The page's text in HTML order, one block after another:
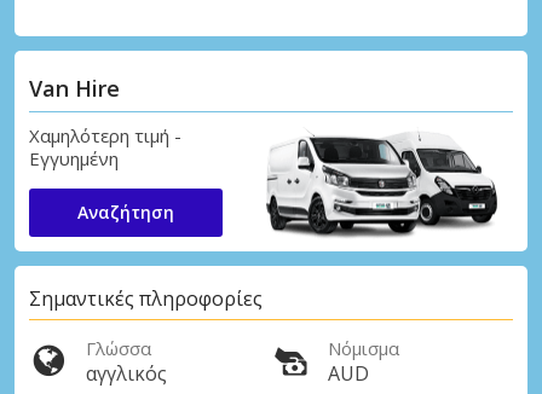
Van Hire
Χαμηλότερη τιμή -
Εγγυημένη
Αναζήτηση
Σημαντικές πληροφορίες
Γλώσσα
αγγλικός
Νόμισμα
AUD